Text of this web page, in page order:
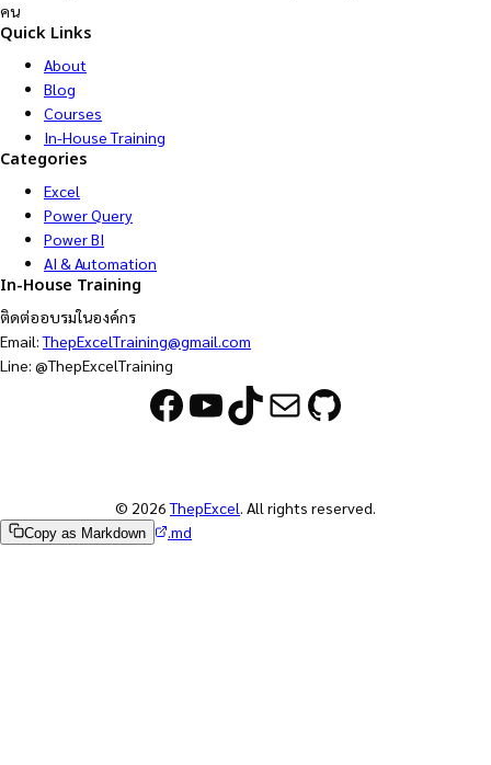
คน
Quick Links
About
Blog
Courses
In-House Training
Categories
Excel
Power Query
Power BI
AI & Automation
In-House Training
ติดต่ออบรมในองค์กร
Email:ThepExcelTraining@gmail.com
Line: @ThepExcelTraining
Facebook YouTube TikTok Mail GitHub
© 2026ThepExcel. All rights reserved.
Copy as Markdown .md